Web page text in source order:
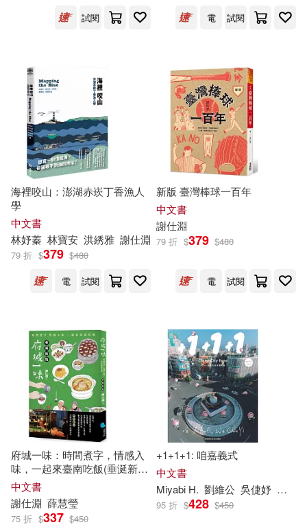
傅世元(2)
姜宏尚(2)
廖伯豪(2)
李佳芳(2)
李耘(2) 林妤蓁(2)
林寶安(2) 林柏旭(2)
潘麒宇(2)
蔡軒誠(2)
許哲兢(2)
謝仕淵等22人(2) 邱睦容(2)
陳俊文(2) 陳冠樺(2)
出版社 (可複選)
國立臺灣歷史博物館(14)
裏路(7)
三民(2) 堡壘文化(2)
如果出版社(2)
國立暨南國際大學(1)
客家委員會客家文化發展中心(1)
果實出版社(1)
連江縣政府文化局(1)
配送方式 (可複選)
可海外宅配(32)
可港澳店取(32)
可新加坡店取(32)
可菲律賓店取(32)
試閱 電 試閱
海裡咬山：澎湖赤崁丁香漁人
學
中文書
林妤蓁 林寶安 洪綉雅 謝仕淵
79 折 $379 $480
電
試閱
新版 臺灣棒球一百年
中文書
謝仕淵
79 折 $379 $480
電 試閱
府城一味：時間煮字，情感入
味，一起來臺南吃飯(垂涎新
版)
中文書
謝仕淵 薛慧瑩
75 折 $337 $450
+1+1+1: 咱嘉義式
中文書
Miyabi H. 劉維公 吳倢妤 施于婷
95 折 $428 $450